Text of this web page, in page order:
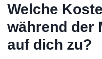
Welche
während der
auf dich zu?